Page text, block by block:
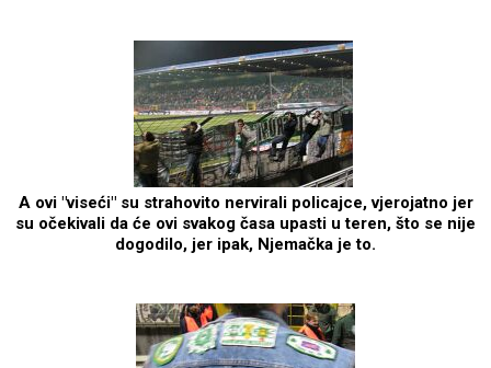
A ovi "viseći" su strahovito nervirali policajce, vjerojatno jer
su očekivali da će ovi svakog časa upasti u teren, što se nije
dogodilo, jer ipak, Njemačka je to.